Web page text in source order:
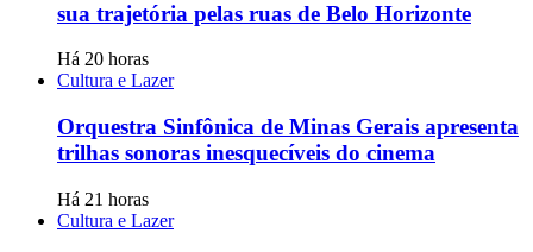
sua trajetória pelas ruas de Belo Horizonte
Há 20 horas
Cultura e Lazer
Orquestra Sinfônica de Minas Gerais apresenta
trilhas sonoras inesquecíveis do cinema
Há 21 horas
Cultura e Lazer